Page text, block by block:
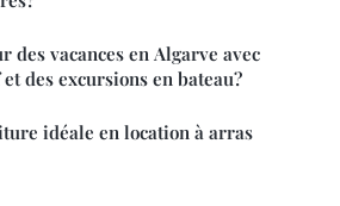
des vacances en Algarve avec
des excursions en bateau?
idéale en location à arras